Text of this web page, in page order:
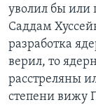
уволил бы или
Саддам
разработка
верил, то
расстреляны
степени вижу